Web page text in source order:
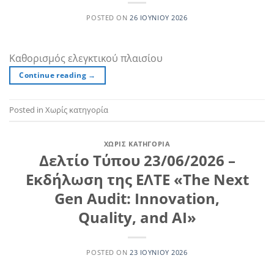
POSTED ON 26 ΙΟΥΝΊΟΥ 2026
Καθορισμός ελεγκτικού πλαισίου
Continue reading →
Posted in Χωρίς κατηγορία
ΧΩΡΊΣ ΚΑΤΗΓΟΡΊΑ
Δελτίο Τύπου 23/06/2026 –
Εκδήλωση της ΕΛΤΕ «The Next
Gen Audit: Innovation,
Quality, and AI»
POSTED ON 23 ΙΟΥΝΊΟΥ 2026